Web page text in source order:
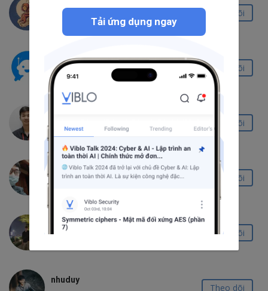
0
Theo dõi
Sun RnD Bot
35 0
Theo dõi
2.4K 24
Theo dõi
Đào Minh Tuấn
Theo dõi
Nhat Tran
Theo dõi
nhuduy
Theo dõi
Tải ứng dụng ngay